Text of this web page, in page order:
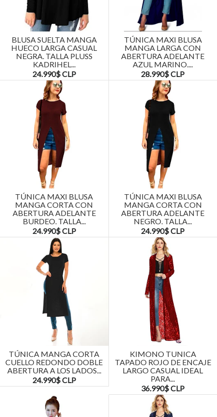
BLUSA SUELTA MANGA
HUECO LARGA CASUAL
NEGRA. TALLA PLUSS
KADRIHEL...
24.990$ CLP
TÚNICA MAXI BLUSA
MANGA LARGA CON
ABERTURA ADELANTE
AZUL MARINO....
28.990$ CLP
TÚNICA MAXI BLUSA
MANGA CORTA CON
ABERTURA ADELANTE
BURDEO. TALLA...
24.990$ CLP
TÚNICA MAXI BLUSA
MANGA CORTA CON
ABERTURA ADELANTE
NEGRO. TALLA...
24.990$ CLP
TÚNICA MANGA CORTA
CUELLO REDONDO DOBLE
ABERTURA A LOS LADOS...
24.990$ CLP
KIMONO TUNICA
TAPADO ROJO DE ENCAJE
LARGO CASUAL IDEAL
PARA...
36.990$ CLP